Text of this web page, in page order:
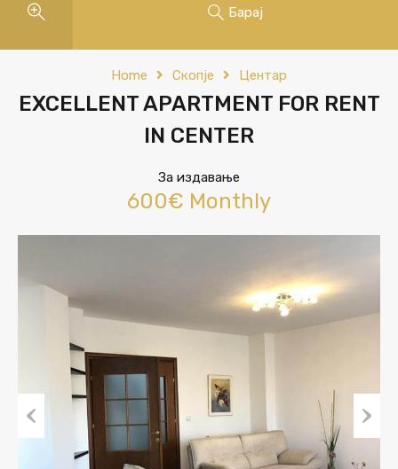
Барај
Home Скопје Центар
EXCELLENT APARTMENT FOR RENT
IN CENTER
За издавање
600€ Monthly